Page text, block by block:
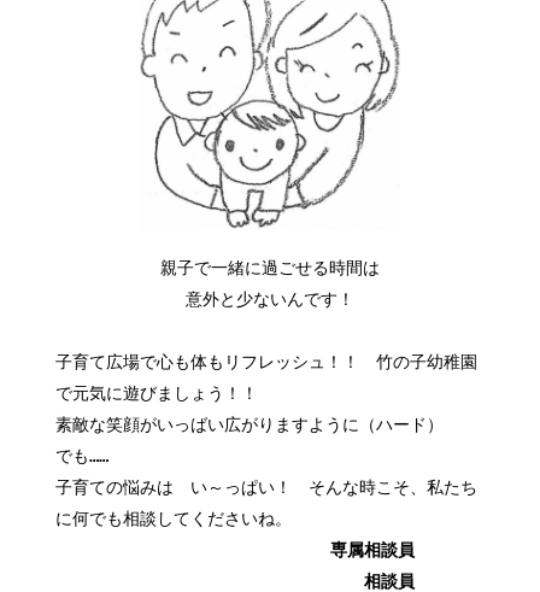
親子で一緒に過ごせる時間は
意外と少ないんです！
子育て広場で心も体もリフレッシュ！！ 竹の子幼稚園
で元気に遊びましょう！！
素敵な笑顔がいっばい広がりますように（ハード）
でも……
子育ての悩みは い～っぱい！ そんな時こそ、私たち
に何でも相談してくださいね。
専属相談員
相談員